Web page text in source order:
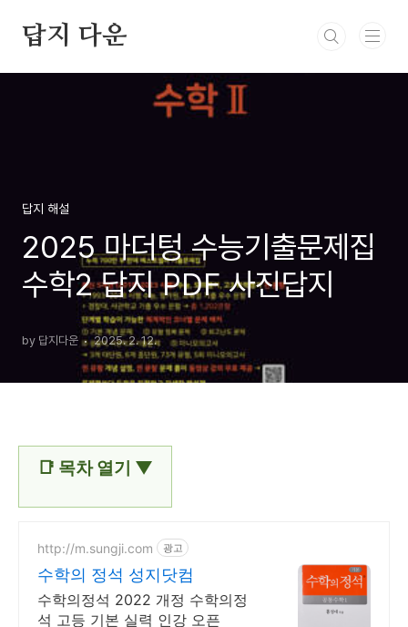
답지 다운
답지 해설
2025 마더텅 수능기출문제집
수학2 답지 PDF 사진답지
by 답지다운 2025. 2. 12.
📑 목차 열기 ▼
http://m.sungji.com 광고
수학의 정석 성지닷컴
수학의정석 2022 개정 수학의정
석 고등 기본 실력 인강 오픈